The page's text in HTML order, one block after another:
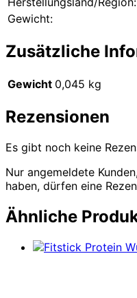
Gewicht:
Zusätzliche
Gewicht 0,045 kg
Rezensionen
Es gibt noch keine
Nur angemeldete
haben, dürfen eine
Ähnliche